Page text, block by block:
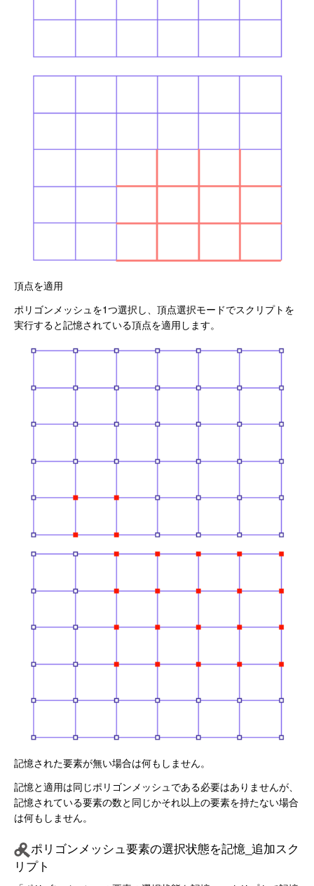
頂点を適用
ポリゴンメッシュを1つ選択し、頂点選択モードでスクリプトを
実行すると記憶されている頂点を適用します。
記憶された要素が無い場合は何もしません。
記憶と適用は同じポリゴンメッシュである必要はありませんが、
記憶されている要素の数と同じかそれ以上の要素を持たない場合
は何もしません。
ポリゴンメッシュ要素の選択状態を記憶_追加スク
リプト